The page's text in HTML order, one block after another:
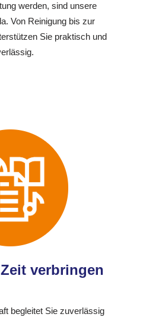
werden, sind unsere
Von Reinigung bis zur
Sie praktisch und
verbringen
begleitet Sie zuverlässig